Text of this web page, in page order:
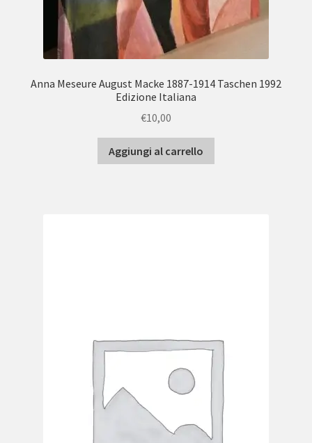
Anna Meseure August Macke 1887-1914 Taschen 1992
Edizione Italiana
€10,00
Aggiungi al carrello